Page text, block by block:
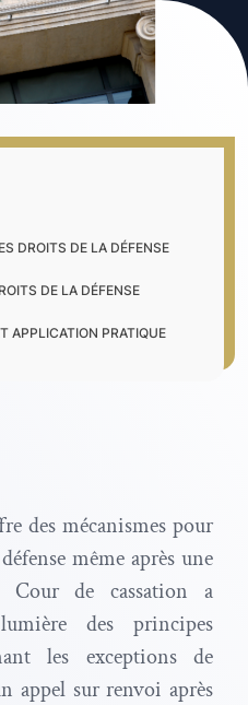
DROITS DE LA DÉFENSE
DE LA DÉFENSE
APPLICATION PRATIQUE
des mécanismes pour
même après une
Cour de cassation a
des principes
les exceptions de
appel sur renvoi après